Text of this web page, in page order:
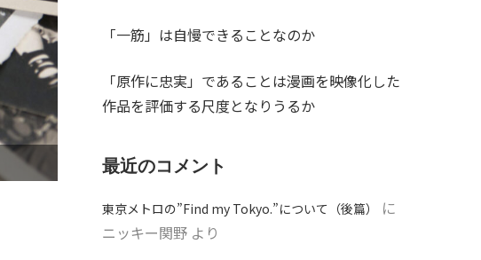
「一筋」は自慢できることなのか
「原作に忠実」であることは漫画を映像化した
作品を評価する尺度となりうるか
最近のコメント
東京メトロの”Find my Tokyo.”について（後篇）
に
ニッキー関野 より